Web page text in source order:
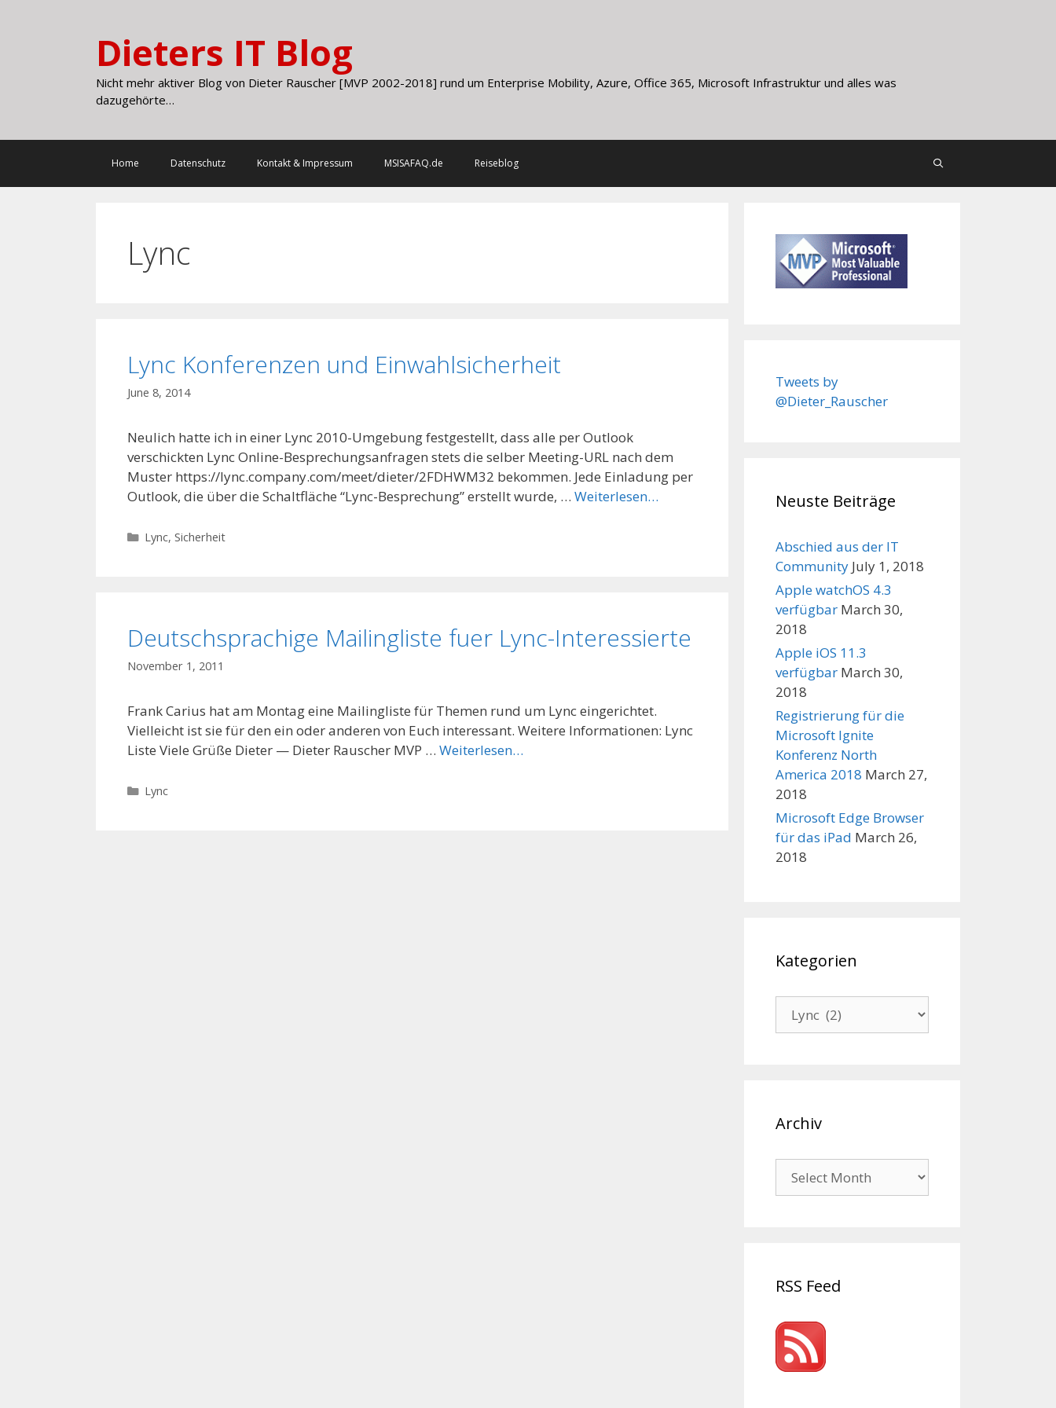
Dieters IT Blog
Nicht mehr aktiver Blog von Dieter Rauscher [MVP 2002-2018] rund um Enterprise Mobility, Azure, Office 365, Microsoft Infrastruktur und alles was
dazugehörte…
Home Datenschutz Kontakt & Impressum MSISAFAQ.de Reiseblog
Lync
Lync Konferenzen und Einwahlsicherheit
June 8, 2014
Neulich hatte ich in einer Lync 2010-Umgebung festgestellt, dass alle per Outlook
verschickten Lync Online-Besprechungsanfragen stets die selber Meeting-URL nach dem
Muster https://lync.company.com/meet/dieter/2FDHWM32 bekommen. Jede Einladung per
Outlook, die über die Schaltfläche “Lync-Besprechung” erstellt wurde, … Weiterlesen…
Categories
Lync, Sicherheit
Deutschsprachige Mailingliste fuer Lync-Interessierte
November 1, 2011
Frank Carius hat am Montag eine Mailingliste für Themen rund um Lync eingerichtet.
Vielleicht ist sie für den ein oder anderen von Euch interessant. Weitere Informationen: Lync
Liste Viele Grüße Dieter — Dieter Rauscher MVP … Weiterlesen…
Categories
Lync
Tweets by
@Dieter_Rauscher
Neuste Beiträge
Abschied aus der IT
Community July 1, 2018
Apple watchOS 4.3
verfügbar March 30,
2018
Apple iOS 11.3
verfügbar March 30,
2018
Registrierung für die
Microsoft Ignite
Konferenz North
America 2018 March 27,
2018
Microsoft Edge Browser
für das iPad March 26,
2018
Kategorien
Archiv
RSS Feed